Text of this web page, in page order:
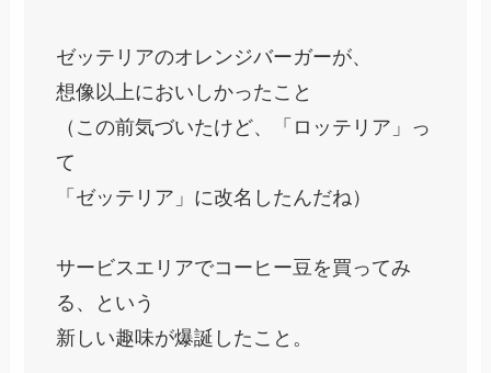
ゼッテリアのオレンジバーガーが、
想像以上においしかったこと
（この前気づいたけど、「ロッテリア」っ
て
「ゼッテリア」に改名したんだね）
サービスエリアでコーヒー豆を買ってみ
る、という
新しい趣味が爆誕したこと。